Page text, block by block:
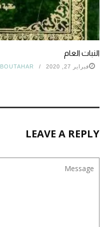
النبات العام
فبراير 27, 2020 BOUTAHAR
LEAVE A REPLY